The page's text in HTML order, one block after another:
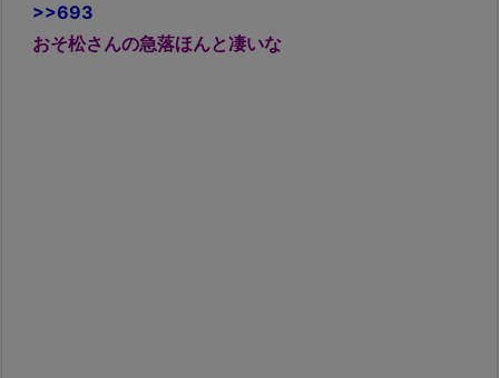
>>693
おそ松さんの急落ほんと凄いな